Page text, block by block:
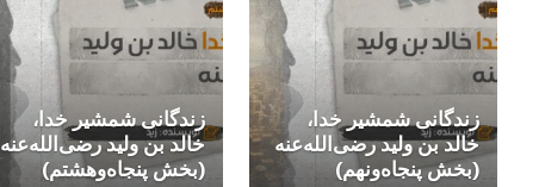
زندگانی شمشیر خدا،
خالد بن ولید رضی‌الله‌عنه
(بخش پنجاه‌ونهم)
زندگانی شمشیر خدا،
خالد بن ولید رضی‌الله‌عنه
(بخش پنجاه‌وهشتم)